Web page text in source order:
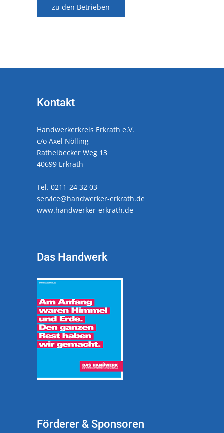
zu den Betrieben
Kontakt
Handwerkerkreis Erkrath e.V.
c/o Axel Nölling
Rathelbecker Weg 13
40699 Erkrath
Tel. 0211-24 32 03
service@handwerker-erkrath.de
www.handwerker-erkrath.de
Das Handwerk
Förderer & Sponsoren